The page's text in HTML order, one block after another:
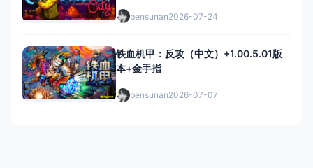
bensunan2026-07-24
铁血机甲：反攻（中文）+1.00.5.01版
本+金手指
bensunan2026-07-07